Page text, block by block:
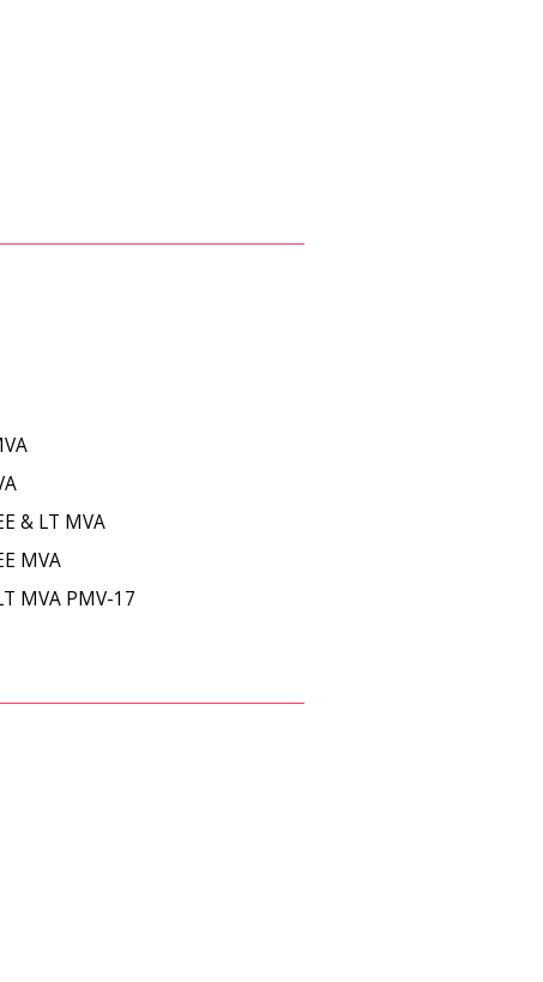
& LT MVA
MVA
MVA PMV-17